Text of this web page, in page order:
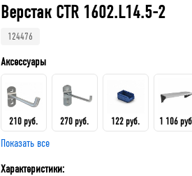
Верстак CTR 1602.L14.5-2
124476
Аксессуары
210 руб. 270 руб. 122 руб. 1 106
Показать все
Характеристики: